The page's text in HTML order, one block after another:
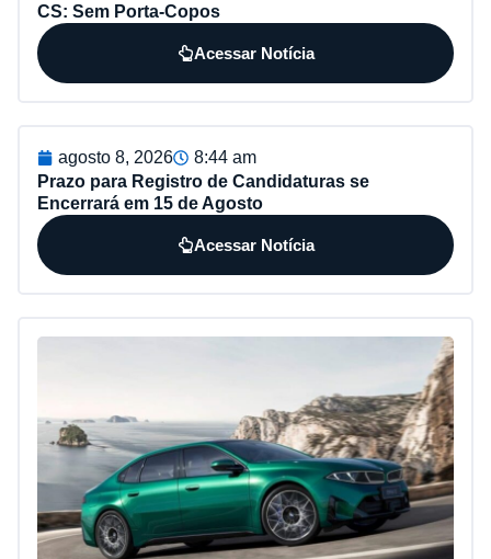
CS: Sem Porta-Copos
Acessar Notícia
agosto 8, 2026
8:44 am
Prazo para Registro de Candidaturas se
Encerrará em 15 de Agosto
Acessar Notícia